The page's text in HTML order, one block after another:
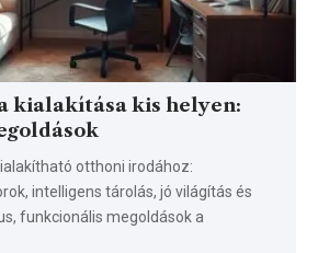
kialakítása kis helyen:
otthoni irodához:
intelligens tárolás, jó világítás és
funkcionális megoldások a